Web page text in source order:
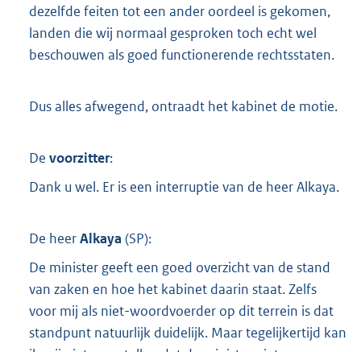
dezelfde feiten tot een ander oordeel is gekomen,
landen die wij normaal gesproken toch echt wel
beschouwen als goed functionerende rechtsstaten.
Dus alles afwegend, ontraadt het kabinet de motie.
De voorzitter:
Dank u wel. Er is een interruptie van de heer Alkaya.
De heerAlkaya (SP):
De minister geeft een goed overzicht van de stand
van zaken en hoe het kabinet daarin staat. Zelfs
voor mij als niet-woordvoerder op dit terrein is dat
standpunt natuurlijk duidelijk. Maar tegelijkertijd kan